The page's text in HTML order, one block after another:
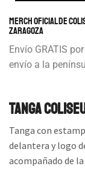
Merch Oficial de
Zaragoza
Envío GRATIS
envío a la
Tanga
Tanga con
delantera y logo
acompañado de